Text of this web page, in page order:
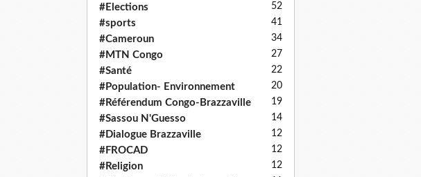
#Elections 52
#sports 41
#Cameroun 34
#MTN Congo 27
#Santé 22
#Population- Environnement 20
#Référendum Congo-Brazzaville 19
#Sassou N'Guesso 14
#Dialogue Brazzaville 12
#FROCAD 12
#Religion 12